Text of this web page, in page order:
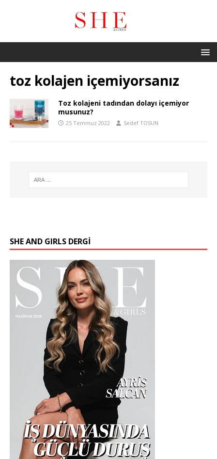
toz kolajen içemiyorsanız
Toz kolajeni tadından dolayı içemiyor
musunuz?
25 Temmuz 2022 Sedef TOSUN
SHE AND GIRLS DERGİ